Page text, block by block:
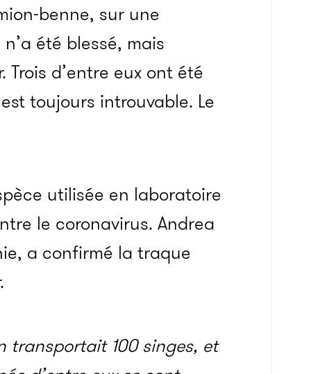
benne, sur une
été blessé, mais
d’entre eux ont été
toujours introuvable. Le
utilisée en laboratoire
le coronavirus. Andrea
a confirmé la traque
transportait 100 singes, et